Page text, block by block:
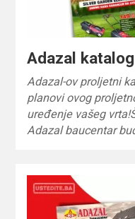
Adazal katalog
Adazal-ov proljetni
planovi ovog
uređenje vašeg
Adazal baucentar